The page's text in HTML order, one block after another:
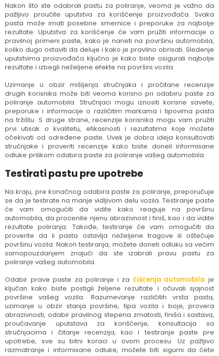
Nakon što ste odabrali pastu za poliranje, veoma je važno da
pažljivo proučite uputstva za korišćenje proizvođača. Svaka
pasta može imati posebne smernice i preporuke za najbolje
rezultate. Uputstva za korišćenje će vam pružiti informacije o
pravilnoj primeni paste, kako je naneti na površinu automobila,
koliko dugo ostaviti da deluje i kako je pravilno obrisati. Sledenje
uputstvima proizvođača ključno je kako biste osigurali najbolje
rezultate i izbegli neželjene efekte na površini vozila.
Uzimanje u obzir mišljenja stručnjaka i pročitane recenzije
drugih korisnika može biti veoma korisno pri odabiru paste za
poliranje automobila. Stručnjaci mogu iznositi korisne savete,
preporuke i informacije o različitim markama i tipovima pasta
na tržištu. S druge strane, recenzije korisnika mogu vam pružiti
prvi utisak o kvalitetu, efikasnosti i rezultatima koje možete
očekivati od određene paste. Uvek je dobra ideja konsultovati
stručnjake i proveriti recenzije kako biste doneli informisane
odluke prilikom odabira paste za poliranje vašeg automobila.
Testirati pastu pre upotrebe
Na kraju, pre konačnog odabira paste za poliranje, preporučuje
se da je testirate na manje vidljivom delu vozila. Testiranje paste
će vam omogućiti da vidite kako reaguje na površinu
automobila, da procenite njenu abrazivnost i finiš, kao i da vidite
rezultate poliranja. Takođe, testiranje će vam omogućiti da
proverite da li pasta ostavlja neželjene tragove ili oštećuje
površinu vozila. Nakon testiranja, možete doneti odluku sa većim
samopouzdanjem znajući da ste izabrali pravu pastu za
poliranje vašeg automobila.
Odabir prave paste za poliranje i za čišćenja automobila je
ključan kako biste postigli željene rezultate i očuvali sjajnost
površine vašeg vozila. Razumevanje različitih vrsta pasta,
uzimanje u obzir stanja površine, tipa vozila i boje, provera
abrazivnosti, odabir pravilnog stepena zrnatosti, finiša i sastava,
proučavanje uputstava za korišćenje, konsultacija sa
stručnjacima i čitanje recenzija, kao i testiranje paste pre
upotrebe, sve su bitni koraci u ovom procesu. Uz pažljivo
razmatranje i informisane odluke, možete biti sigurni da ćete